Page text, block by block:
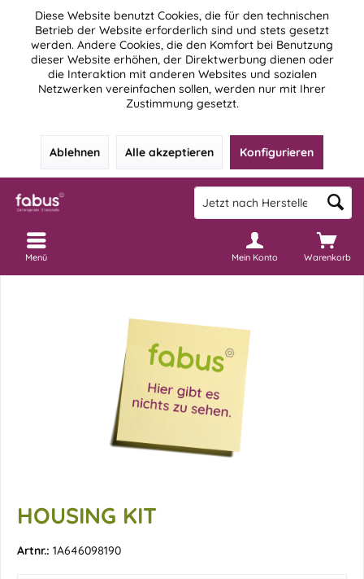
Diese Website benutzt Cookies, die für den technischen
Betrieb der Website erforderlich sind und stets gesetzt
werden. Andere Cookies, die den Komfort bei Benutzung
dieser Website erhöhen, der Direktwerbung dienen oder
die Interaktion mit anderen Websites und sozialen
Netzwerken vereinfachen sollen, werden nur mit Ihrer
Zustimmung gesetzt.
Ablehnen Alle akzeptieren Konfigurieren
Warenkorb
Mein Konto
Menü
HOUSING KIT
Artnr.: 1A646098190